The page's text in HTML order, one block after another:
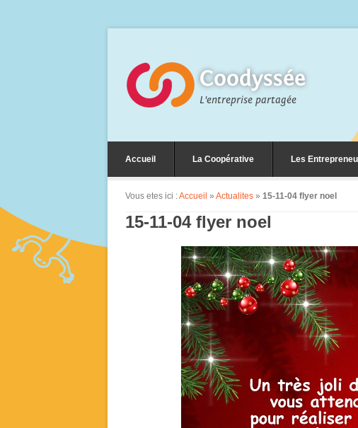
Coodyssée
L'entreprise partagée
Accueil La Coopérative Les
Vous etes ici :Accueil » Actualites » 15-11-04 flyer noel
15-11-04 flyer noel